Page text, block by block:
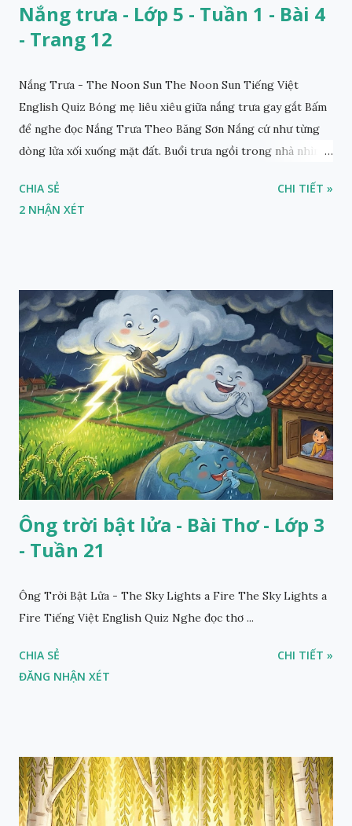
Nắng trưa - Lớp 5 - Tuần 1 - Bài 4
- Trang 12
Nắng Trưa - The Noon Sun The Noon Sun Tiếng Việt
English Quiz Bóng mẹ liêu xiêu giữa nắng trưa gay gắt Bấm
để nghe đọc Nắng Trưa Theo Băng Sơn Nắng cứ như từng
dòng lửa xối xuống mặt đất. Buổi trưa ngồi trong nhà nhìn
CHIA SẺ
2 NHẬN XÉT
CHI TIẾT »
Ông trời bật lửa - Bài Thơ - Lớp 3
- Tuần 21
Ông Trời Bật Lửa - The Sky Lights a Fire The Sky Lights a
Fire Tiếng Việt English Quiz Nghe đọc thơ ...
CHIA SẺ
ĐĂNG NHẬN XÉT
CHI TIẾT »